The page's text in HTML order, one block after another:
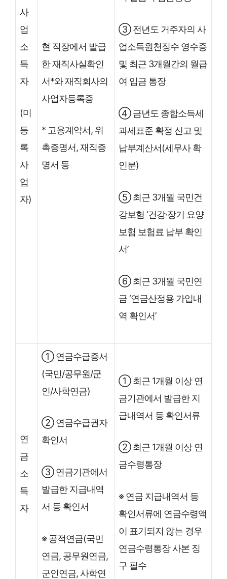
사
업
소
득
자
(미
등
록
사
업
자)
현 직장에서 발급
한 재직사실확인
서*와 재직회사의
사업자등록증
* 고용계약서, 위
촉증명서, 재직증
명서 등
③ 전년도 거주자의 사
업소득원천징수 영수증
및 최근 3개월간의 월급
여 입금 통장
④ 금년도 종합소득세
과세표준 확정 신고 및
납부계산서(세무사 확
인분)
⑤ 최근 3개월 국민건
강보험 ‘건강·장기 요양
보험 보험료 납부 확인
서’
⑥ 최근 3개월 국민연
금 ‘연금산정용 가입내
역 확인서’
연
금
소
득
자
① 연금수급증서
(국민/공무원/군
인/사학연금)
② 연금수급권자
확인서
③ 연금기관에서
발급한 지급내역
서 등 확인서
※ 공적연금(국민
연금, 공무원연금,
군인연금, 사학연
① 최근 1개월 이상 연
금기관에서 발급한 지
급내역서 등 확인서류
② 최근 1개월 이상 연
금수령통장
※ 연금 지급내역서 등
확인서류에 연금수령액
이 표기되지 않는 경우
연금수령통장 사본 징
구 필수